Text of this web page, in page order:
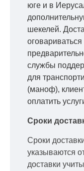
юге и в
шекелей.
службы
для
(маноф),
оплатить
Сроки
Сроки
указываются
доставки